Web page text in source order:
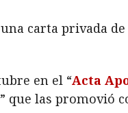
carta privada
en el “Acta
que las promovió